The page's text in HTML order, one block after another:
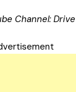
Channel: